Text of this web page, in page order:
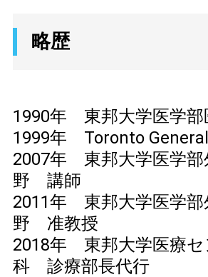
略歴
1990年 東邦大学医学部
1999年 Toronto
2007年 東邦大学医学部
野 講師
2011年 東邦大学医学部
野 准教授
2018年 東邦大学医療
科 診療部長代行